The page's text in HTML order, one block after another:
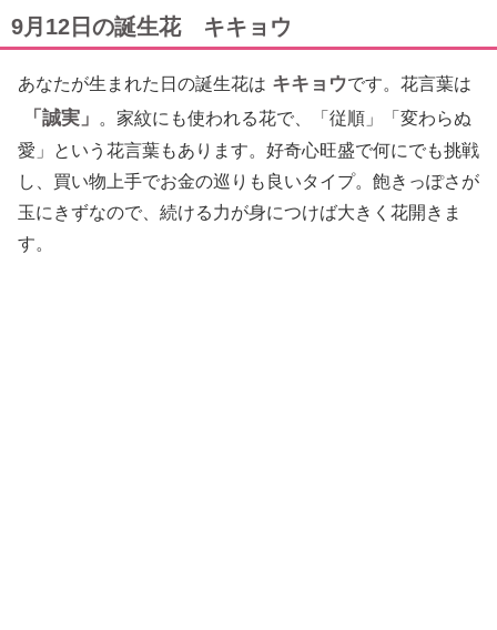
9月12日の誕生花 キキョウ
あなたが生まれた日の誕生花は キキョウです。花言葉は
「誠実」
。家紋にも使われる花で、「従順」「変わらぬ
愛」という花言葉もあります。好奇心旺盛で何にでも挑戦
し、買い物上手でお金の巡りも良いタイプ。飽きっぽさが
玉にきずなので、続ける力が身につけば大きく花開きま
す。